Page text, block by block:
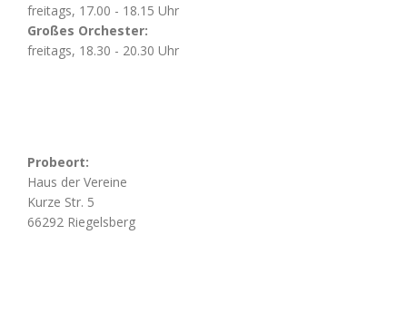
freitags, 17.00 - 18.15 Uhr
Großes Orchester:
freitags, 18.30 - 20.30 Uhr
Probeort:
Haus der Vereine
Kurze Str. 5
66292 Riegelsberg